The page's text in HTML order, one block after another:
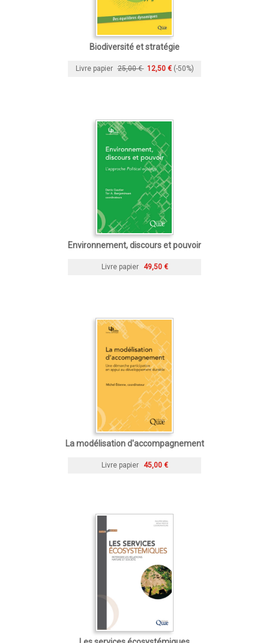
Biodiversité et stratégie
Livre papier 25,00 € 12,50 € (-50%)
Environnement, discours et pouvoir
Livre papier 49,50 €
La modélisation d'accompagnement
Livre papier 45,00 €